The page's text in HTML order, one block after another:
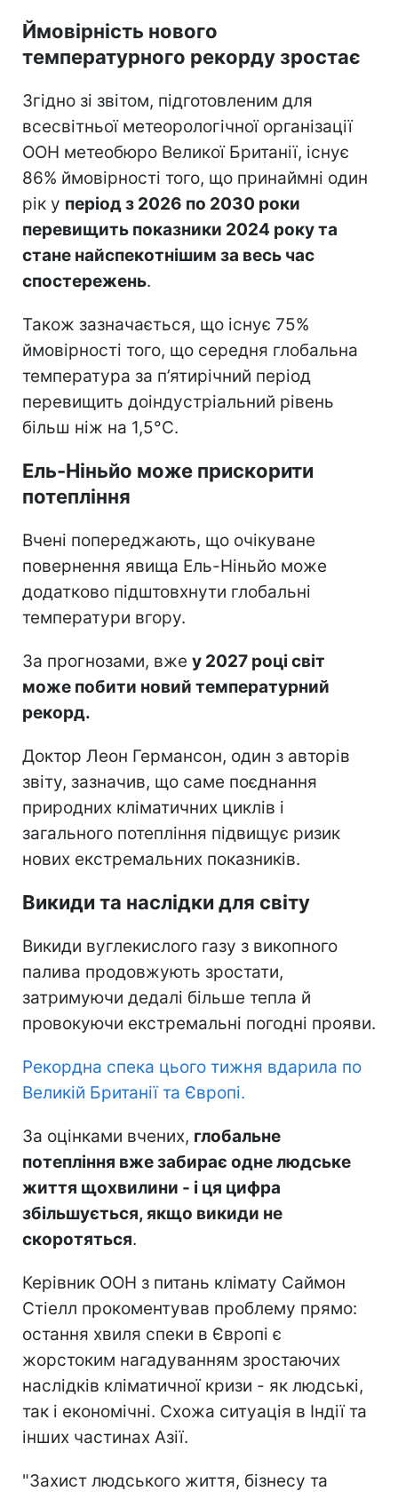
Ймовірність нового
температурного рекорду зростає
Згідно зі звітом, підготовленим для
всесвітньої метеорологічної організації
ООН метеобюро Великої Британії, існує
86% ймовірності того, що принаймні один
рік у період з 2026 по 2030 роки
перевищить показники 2024 року та
стане найспекотнішим за весь час
спостережень.
Також зазначається, що існує 75%
ймовірності того, що середня глобальна
температура за п’ятирічний період
перевищить доіндустріальний рівень
більш ніж на 1,5°C.
Ель-Ніньйо може прискорити
потепління
Вчені попереджають, що очікуване
повернення явища Ель-Ніньйо може
додатково підштовхнути глобальні
температури вгору.
За прогнозами, вже у 2027 році світ
може побити новий температурний
рекорд.
Доктор Леон Германсон, один з авторів
звіту, зазначив, що саме поєднання
природних кліматичних циклів і
загального потепління підвищує ризик
нових екстремальних показників.
Викиди та наслідки для світу
Викиди вуглекислого газу з викопного
палива продовжують зростати,
затримуючи дедалі більше тепла й
провокуючи екстремальні погодні прояви.
Рекордна спека цього тижня вдарила по
Великій Британії та Європі.
За оцінками вчених, глобальне
потепління вже забирає одне людське
життя щохвилини - і ця цифра
збільшується, якщо викиди не
скоротяться.
Керівник ООН з питань клімату Саймон
Стіелл прокоментував проблему прямо:
остання хвиля спеки в Європі є
жорстоким нагадуванням зростаючих
наслідків кліматичної кризи - як людські,
так і економічні. Схожа ситуація в Індії та
інших частинах Азії.
"Захист людського життя, бізнесу та